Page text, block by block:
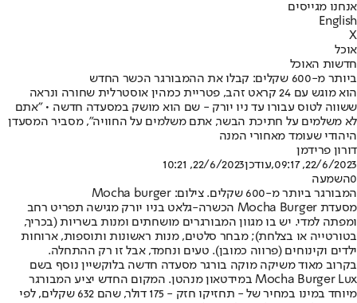
אנחנו מגייסים
English
X
אוכל
חדשות האוכל
ביותר מ-600 שקלים: קבלו את ההמבורגר הכשר החדש
הוא מוגש עם 24 קראט זהב, פטריית כמהין אוסטרלית שחורה ונראה
ששווה לטוס עבורו עד ניו יורק - שם הוא מושק במסעדה חדשה • "אתם
לא משלמים על חתיכת הבשר, אתם משלמים על החוויה", מסביר המסעדן
היהודי שעומד מאחורי המנה
דורון פרידמן
22/6/2023, 09:17
,עודכן22/6/2023, 10:21
0השמעה
המבורגר ביותר מ-600 שקלים. צילום: Mocha burger
מסעדת Mocha Burger הכשרה-גלאט בניו יורק מגישה תפריט רחב
ומפתה למדי. יש בו מגוון המבורגרים מושחתים ומנות בשריות (בכריך,
בטורטייה או בצלחת); מבחר סלטים, מנות ראשונות ותוספות, ארוחות
ילדים וקינוחים (פרווה כמובן). טעים ונחמד, אבל זו רק ההתחלה.
בקרוב מאוד משיקה מוקה בורגר מסעדה חדשה בלוקשיין נוסף בשם
Mocha Burger Lux במידטאון מנהטן. המקום החדש יציע המבורגר
מיוחד במינו במחיר של - תחזיקו חזק - 175 דולר, שהם 632 שקלים, לפי